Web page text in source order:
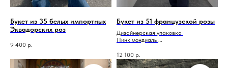
Букет из 35 белых импортных
Эквадорских роз
9 400 р.
Букет из 51 французской розы
Дизайнерская упаковка
Пинк мондиаль
12 100 р.